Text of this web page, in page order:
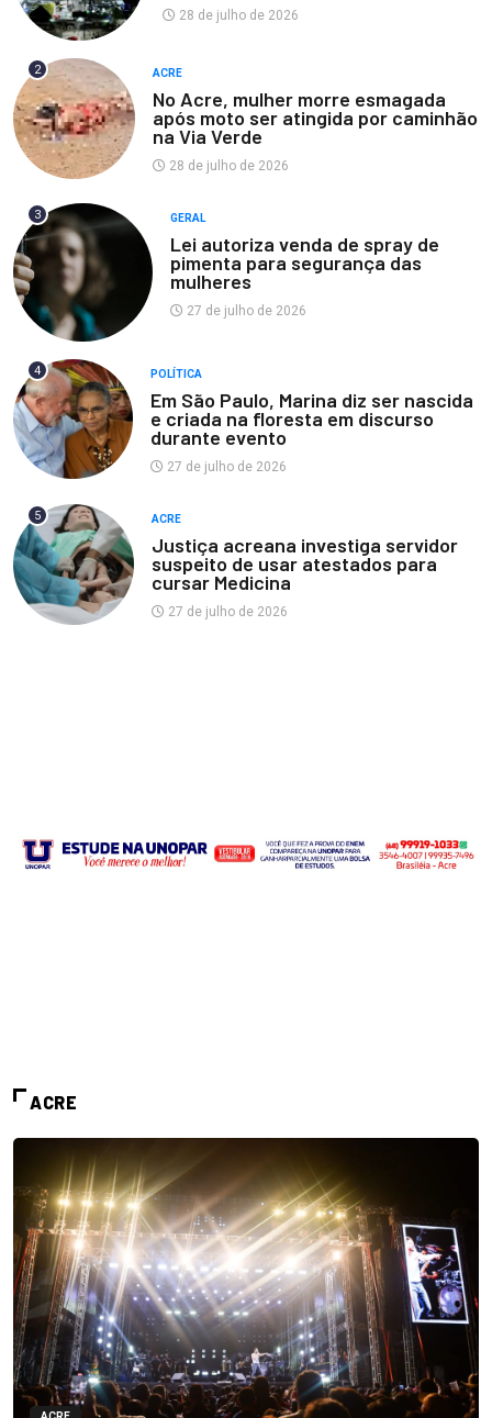
28 de julho de 2026
2 ACRE
No Acre, mulher morre esmagada
após moto ser atingida por caminhão
na Via Verde
28 de julho de 2026
3 GERAL
Lei autoriza venda de spray de
pimenta para segurança das
mulheres
27 de julho de 2026
4 POLÍTICA
Em São Paulo, Marina diz ser nascida
e criada na floresta em discurso
durante evento
27 de julho de 2026
5 ACRE
Justiça acreana investiga servidor
suspeito de usar atestados para
cursar Medicina
27 de julho de 2026
ACRE